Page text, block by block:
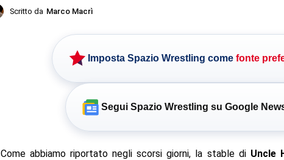
Scritto da Marco Macrì
Imposta Spazio Wrestling come fonte
Segui Spazio Wrestling su Google
Come abbiamo riportato negli scorsi giorni, la stable di Uncle